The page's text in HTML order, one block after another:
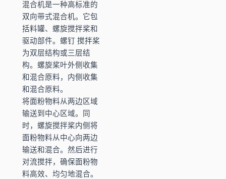
混合机是一种高标准的
双向带式混合机。它包
括料罐、螺旋搅拌桨和
驱动部件。 螺钉搅拌桨
为双层结构或三层结
构。螺旋桨叶外侧收集
和混合原料，内侧收集
和混合原料。
将面粉物料从两边区域
输送到中心区域。同
时，螺旋搅拌桨内侧将
面粉物料从中心向两边
输送和混合。然后进行
对流搅拌，确保面粉物
料高效、均匀地混合。